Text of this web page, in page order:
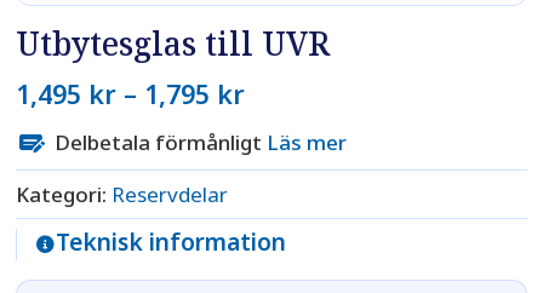
Utbytesglas till UVR
1,495 kr – 1,795 krPrisintervall:
till
1,795 kr
Delbetala förmånligt Läs mer
Kategori: Reservdelar
Teknisk information